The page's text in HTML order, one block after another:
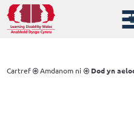
Cartref Amdanom ni Dod yn